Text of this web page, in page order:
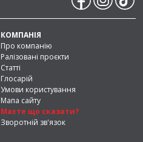
КОМПАНІЯ
Про компанію
Ралізовані проєкти
Статті
Глосарій
Умови користування
Мапа сайту
Маєте що сказати?
Зворотній зв'язок